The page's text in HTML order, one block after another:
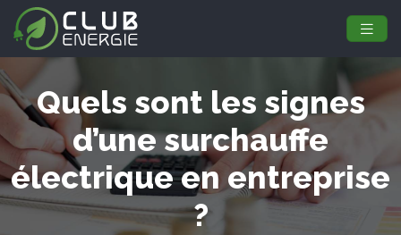
Quels sont les signes
d’une surchauffe
électrique en entreprise
?